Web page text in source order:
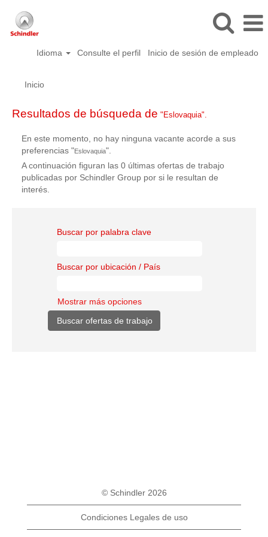
Idioma Consulte el perfil Inicio de sesión de empleado
Inicio
Resultados de búsqueda de "Eslovaquia".
En este momento, no hay ninguna vacante acorde a sus
preferencias "Eslovaquia".
A continuación figuran las 0 últimas ofertas de trabajo
publicadas por Schindler Group por si le resultan de
interés.
Buscar por palabra clave
Buscar por ubicación / País
Mostrar más opciones
© Schindler 2026
Condiciones Legales de uso